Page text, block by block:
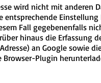
wird nicht mit anderen
entsprechende
Fall gegebenenfalls
hinaus die Erfassung
an Google sowie
Plugin